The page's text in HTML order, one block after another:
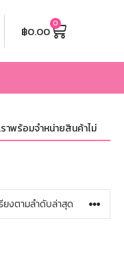
฿0.00 0
อมจำหน่ายสินค้าไม่จำกัด